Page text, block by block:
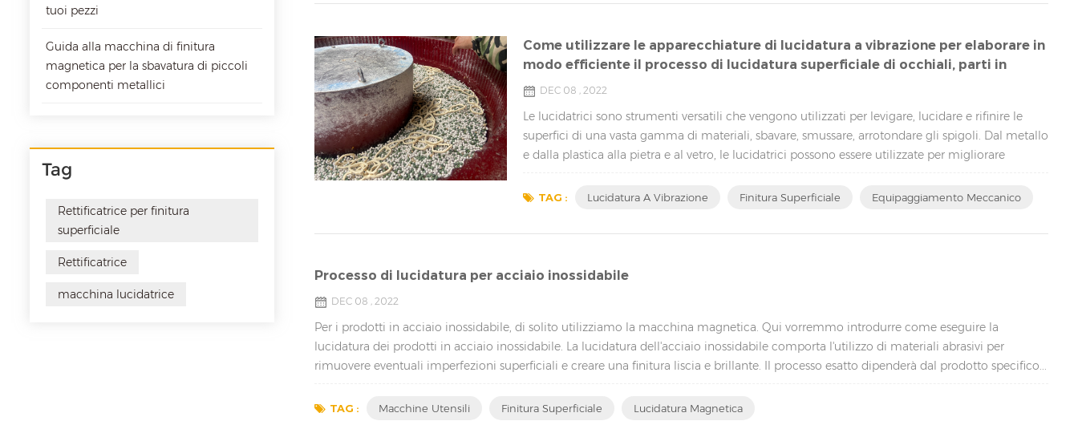
tuoi pezzi
Guida alla macchina di finitura
magnetica per la sbavatura di piccoli
componenti metallici
Tag
Rettificatrice per finitura
superficiale
Rettificatrice
macchina lucidatrice
Come utilizzare le apparecchiature di lucidatura a vibrazione per elaborare in
modo efficiente il processo di lucidatura superficiale di occhiali, parti in
acciaio inossidabile, gioielli, ecc.
DEC 08 , 2022
Le lucidatrici sono strumenti versatili che vengono utilizzati per levigare, lucidare e rifinire le
superfici di una vasta gamma di materiali, sbavare, smussare, arrotondare gli spigoli. Dal metallo
e dalla plastica alla pietra e al vetro, le lucidatrici possono essere utilizzate per migliorare
settori....
TAG : Lucidatura A Vibrazione Finitura Superficiale Equipaggiamento Meccanico
Processo di lucidatura per acciaio inossidabile
DEC 08 , 2022
Per i prodotti in acciaio inossidabile, di solito utilizziamo la macchina magnetica. Qui vorremmo introdurre come eseguire la
lucidatura dei prodotti in acciaio inossidabile. La lucidatura dell'acciaio inossidabile comporta l'utilizzo di materiali abrasivi per
rimuovere eventuali imperfezioni superficiali e creare una finitura liscia e brillante. Il processo esatto dipenderà dal prodotto specifico...
TAG : Macchine Utensili Finitura Superficiale Lucidatura Magnetica